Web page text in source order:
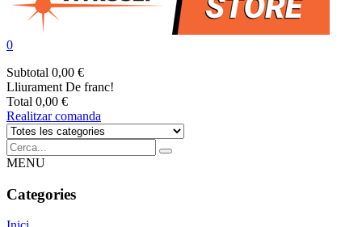
0
Subtotal 0,00 €
Lliurament De franc!
Total 0,00 €
Realitzar comanda
MENU
Categories